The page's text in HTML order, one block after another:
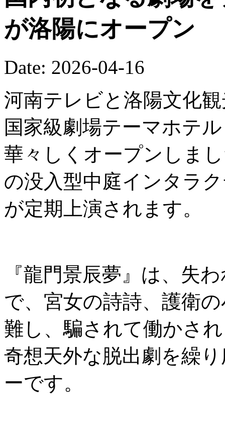
が洛陽にオープン
Date: 2026-04-16
河南テレビと洛陽文化
国家級劇場テーマホテ
華々しくオープンしま
の没入型中庭インタラ
が定期上演されます。
『龍門景辰夢』は、失
で、宮女の詩詩、護衛
難し、騙されて働かさ
奇想天外な脱出劇を繰
ーです。